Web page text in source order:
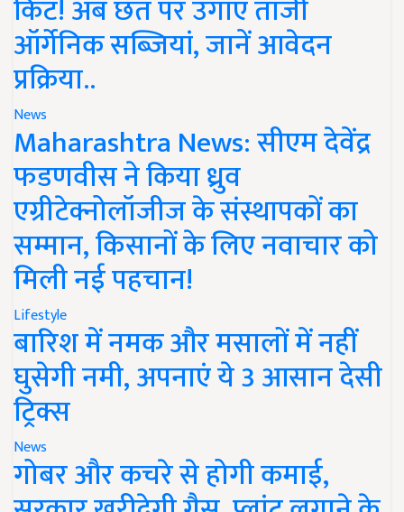
किट! अब छत पर उगाएं ताजी
ऑर्गेनिक सब्जियां, जानें आवेदन
प्रक्रिया..
News
Maharashtra News: सीएम देवेंद्र
फडणवीस ने किया ध्रुव
एग्रीटेक्नोलॉजीज के संस्थापकों का
सम्मान, किसानों के लिए नवाचार को
मिली नई पहचान!
Lifestyle
बारिश में नमक और मसालों में नहीं
घुसेगी नमी, अपनाएं ये 3 आसान देसी
ट्रिक्स
News
गोबर और कचरे से होगी कमाई,